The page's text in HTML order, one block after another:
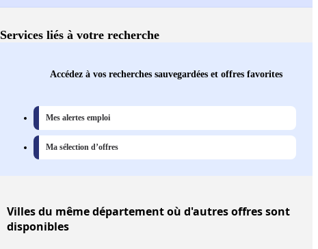
Services liés à votre recherche
Accédez à vos recherches sauvegardées et offres favorites
Mes alertes emploi
Ma sélection d’offres
Villesdu même département où d'autres offres sont
disponibles